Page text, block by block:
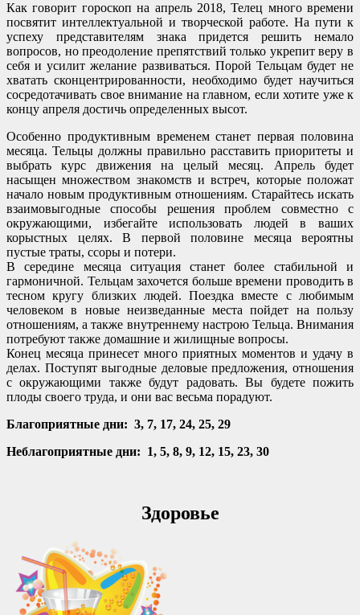
Как говорит гороскоп на апрель 2018, Телец много времени
посвятит интеллектуальной и творческой работе. На пути к
успеху представителям знака придется решить немало
вопросов, но преодоление препятствий только укрепит веру в
себя и усилит желание развиваться. Порой Тельцам будет не
хватать сконцентрированности, необходимо будет научиться
сосредотачивать свое внимание на главном, если хотите уже к
концу апреля достичь определенных высот.
Особенно продуктивным временем станет первая половина
месяца. Тельцы должны правильно расставить приоритеты и
выбрать курс движения на целый месяц. Апрель будет
насыщен множеством знакомств и встреч, которые положат
начало новым продуктивным отношениям. Старайтесь искать
взаимовыгодные способы решения проблем совместно с
окружающими, избегайте использовать людей в ваших
корыстных целях. В первой половине месяца вероятны
пустые траты, ссоры и потери.
В середине месяца ситуация станет более стабильной и
гармоничной. Тельцам захочется больше времени проводить в
тесном кругу близких людей. Поездка вместе с любимым
человеком в новые неизведанные места пойдет на пользу
отношениям, а также внутреннему настрою Тельца. Внимания
потребуют также домашние и жилищные вопросы.
Конец месяца принесет много приятных моментов и удачу в
делах. Поступят выгодные деловые предложения, отношения
с окружающими также будут радовать. Вы будете пожить
плоды своего труда, и они вас весьма порадуют.
Благоприятные дни: 3, 7, 17, 24, 25, 29
Неблагоприятные дни: 1, 5, 8, 9, 12, 15, 23, 30
Здоровье